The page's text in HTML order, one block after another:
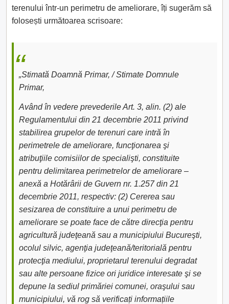
terenului într-un perimetru de ameliorare, îți sugerăm să
folosești următoarea scrisoare:
„Stimată Doamnă Primar, / Stimate Domnule
Primar,
Având în vedere prevederile Art. 3, alin. (2) ale
Regulamentului din 21 decembrie 2011 privind
stabilirea grupelor de terenuri care intră în
perimetrele de ameliorare, funcţionarea şi
atribuţiile comisiilor de specialişti, constituite
pentru delimitarea perimetrelor de ameliorare –
anexă a Hotărârii de Guvern nr. 1.257 din 21
decembrie 2011, respectiv: (2) Cererea sau
sesizarea de constituire a unui perimetru de
ameliorare se poate face de către direcţia pentru
agricultură judeţeană sau a municipiului Bucureşti,
ocolul silvic, agenţia judeţeană/teritorială pentru
protecţia mediului, proprietarul terenului degradat
sau alte persoane fizice ori juridice interesate şi se
depune la sediul primăriei comunei, oraşului sau
municipiului, vă rog să verificați informațiile